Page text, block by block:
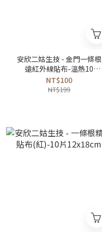
安欣二姑生技 - 金門一條根
遠紅外線貼布-溫熱10
片-12x7.5cm
NT$100
NT$199